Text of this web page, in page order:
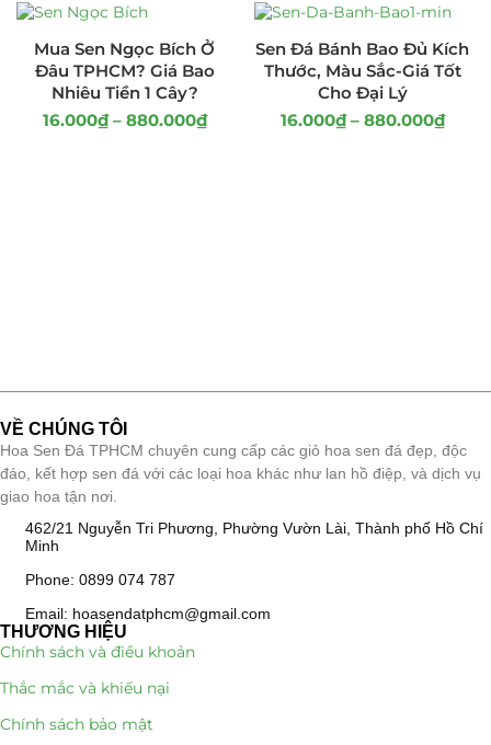
Mua Sen Ngọc Bích Ở
Đâu TPHCM? Giá Bao
Nhiêu Tiền 1 Cây?
16.000₫ – 880.000₫
Sen Đá Bánh Bao Đủ Kích
Thước, Màu Sắc-Giá Tốt
Cho Đại Lý
16.000₫ – 880.000₫
VỀ CHÚNG TÔI
Hoa Sen Đá TPHCM chuyên cung cấp các giỏ hoa sen đá đẹp, độc
đáo, kết hợp sen đá với các loại hoa khác như lan hồ điệp, và dịch vụ
giao hoa tận nơi.
462/21 Nguyễn Tri Phương, Phường Vườn Lài, Thành phố Hồ Chí
Minh
Phone: 0899 074 787
Email: hoasendatphcm@gmail.com
THƯƠNG HIỆU
Chính sách và điều khoản
Thắc mắc và khiếu nại
Chính sách bảo mật